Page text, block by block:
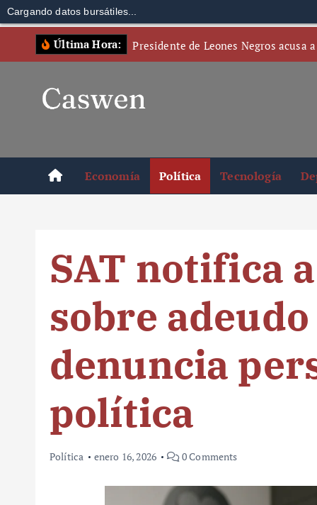
Cargando datos bursátiles...
Última Hora: Presidente de Leones Negros acusa
Economía Política Tecnología
SAT notifica
sobre
denuncia
política
Política enero 16, 2026 0 Comments